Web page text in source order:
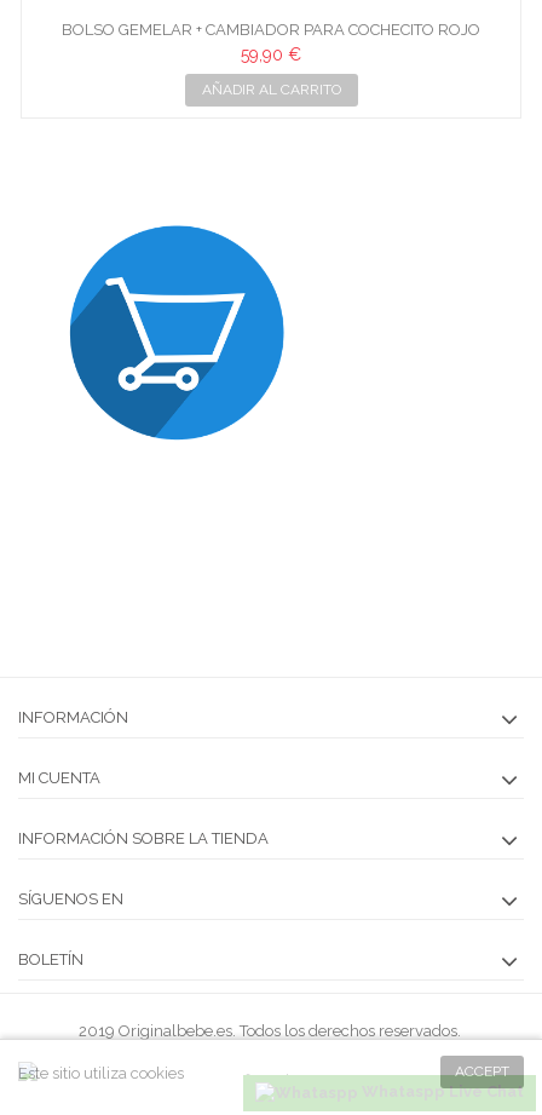
BOLSO GEMELAR + CAMBIADOR PARA COCHECITO ROJO
IMPERMEABLE
59,90 €
AÑADIR AL CARRITO
INFORMACIÓN
MI CUENTA
INFORMACIÓN SOBRE LA TIENDA
SÍGUENOS EN
BOLETÍN
Whataspp Live Chat
2019 Originalbebe.es. Todos los derechos reservados.
ACCEPT
Este sitio utiliza cookies